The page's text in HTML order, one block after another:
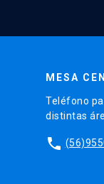
MESA
Teléfono
distintas
phone